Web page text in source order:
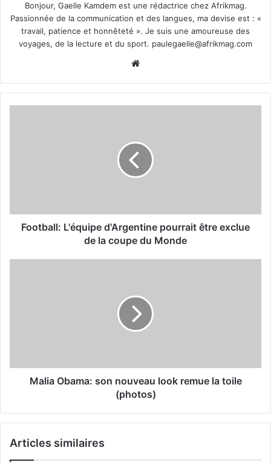
Bonjour, Gaelle Kamdem est une rédactrice chez Afrikmag.
Passionnée de la communication et des langues, ma devise est : «
travail, patience et honnêteté ». Je suis une amoureuse des
voyages, de la lecture et du sport. paulegaelle@afrikmag.com
Football: L'équipe d'Argentine pourrait être exclue
de la coupe du Monde
Malia Obama: son nouveau look remue la toile
(photos)
Articles similaires